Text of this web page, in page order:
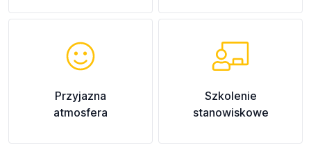
Przyjazna
atmosfera
Szkolenie
stanowiskowe